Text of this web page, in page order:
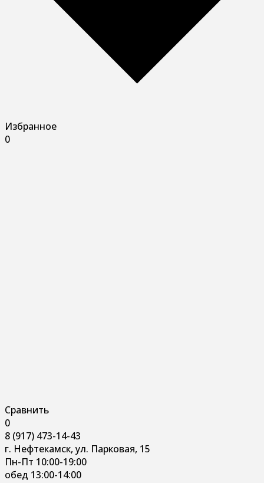
Избранное
0
Сравнить
0
8 (917) 473-14-43
г. Нефтекамск, ул. Парковая, 15
Пн-Пт 10:00-19:00
обед 13:00-14:00